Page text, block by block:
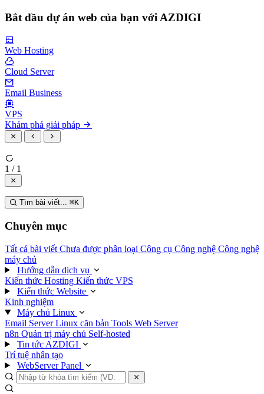
Bắt đầu dự án web của bạn với AZDIGI
Web Hosting
Cloud Server
Email Business
VPS
Khám phá giải pháp
1 / 1
Tìm bài viết... ⌘K
Chuyên mục
Tất cả bài viết Chưa được phân loại Công cụ Công nghệ Công nghệ
máy chủ
Hướng dẫn dịch vụ
Kiến thức Hosting Kiến thức VPS
Kiến thức Website
Kinh nghiệm
Máy chủ Linux
Email ServerLinux căn bản Tools Web Server
n8n Quản trị máy chủ Self-hosted
Tin tức AZDIGI
Trí tuệ nhân tạo
WebServer Panel